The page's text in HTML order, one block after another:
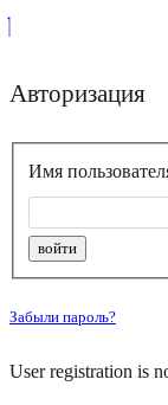
Авторизация
Имя
Забыли пароль?
User registration is